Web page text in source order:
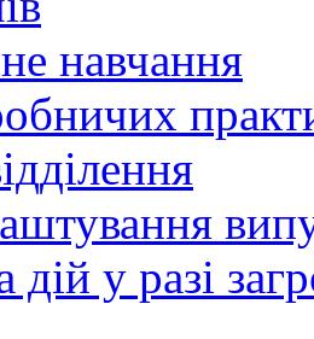
навчання
дій у разі